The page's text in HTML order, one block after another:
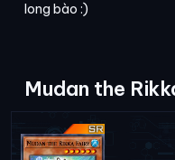
long bào :)
Mudan the